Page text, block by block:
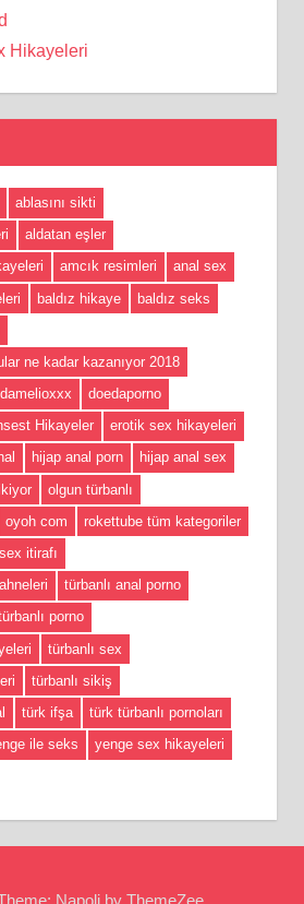
Hikayeleri
ablasını sikti
aldatan eşler
amcık resimleri
anal sex
baldız hikaye
baldız seks
ne kadar kazanıyor 2018
doedaporno
Hikayeler
erotik sex hikayeleri
hijap anal porn
hijap anal sex
olgun türbanlı
oyoh com
rokettube tüm kategoriler
sex itirafı
türbanlı anal porno
porno
türbanlı sex
türbanlı sikiş
türk ifşa
türk türbanlı pornoları
ile seks
yenge sex hikayeleri